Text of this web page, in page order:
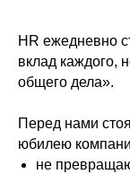
HR ежедневно
вклад каждого,
общего дела».
Перед нами
юбилею
не